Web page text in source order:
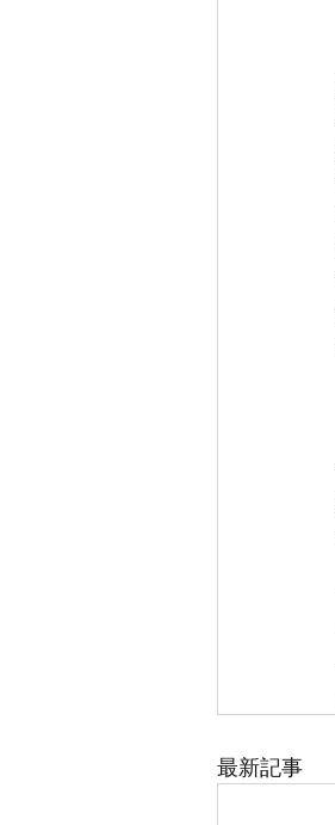
最新記事